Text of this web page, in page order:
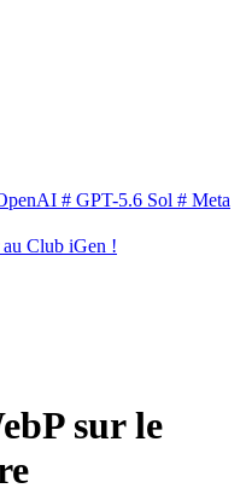
# GPT-5.6 Sol # Meta
au Club iGen !
sur le